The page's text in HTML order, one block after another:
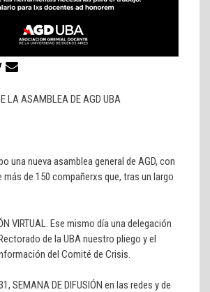
LA ASAMBLEA DE AGD UBA
una nueva asamblea general de AGD, con
de 150 compañerxs que, tras un largo
VIRTUAL. Ese mismo día una delegación
de la UBA nuestro pliego y el
del Comité de Crisis.
SEMANA DE DIFUSIÓN en las redes y de